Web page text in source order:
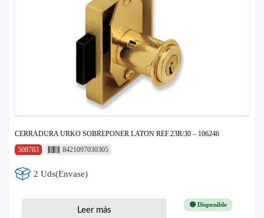
CERRADURA URKO SOBREPONER LATON REF.23R/30 – 106246
508783
8421097030305
2 Uds(Envase)
🟢 Disponible
Leer más